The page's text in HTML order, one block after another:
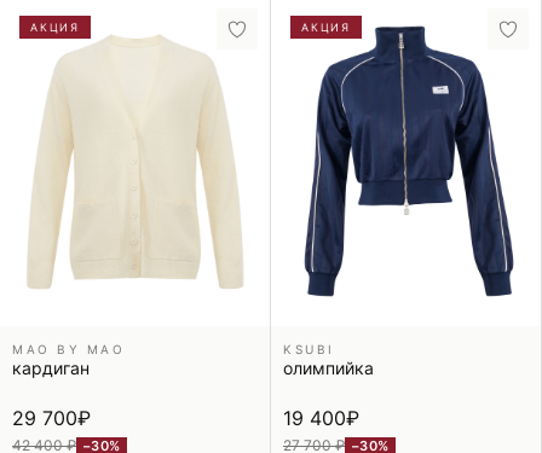
АКЦИЯ
MAO BY MAO
кардиган
29 700₽
42 400 ₽ −30%
АКЦИЯ
KSUBI
олимпийка
19 400₽
27 700 ₽ −30%